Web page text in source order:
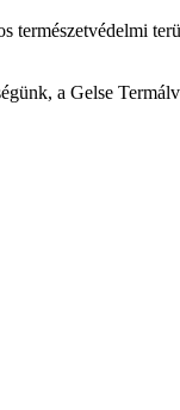
természetvédelmi
a Gelse